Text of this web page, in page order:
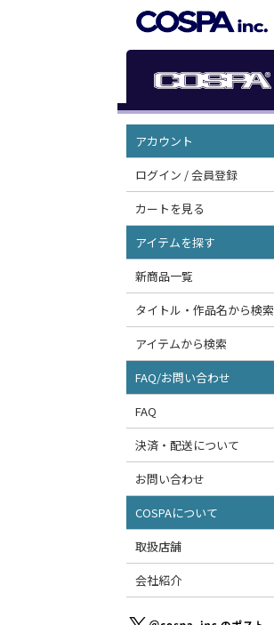
アカウント
ログイン / 会員登録
カートを見る
アイテムを探す
新商品一覧
タイトル・作品名から検索
アイテムから検索
FAQ/お問い合わせ
FAQ
決済・配送について
お問い合わせ
COSPAについて
取扱店舗
会社紹介